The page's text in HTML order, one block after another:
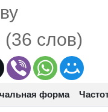
слов)
форма